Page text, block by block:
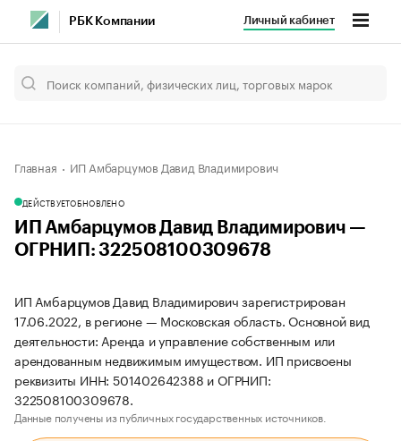
РБК Компании Личный кабинет
Главная ИП Амбарцумов Давид Владимирович
ДЕЙСТВУЕТОБНОВЛЕНО
ИП Амбарцумов Давид Владимирович —
ОГРНИП: 322508100309678
ИП Амбарцумов Давид Владимирович зарегистрирован
17.06.2022, в регионе — Московская область. Основной вид
деятельности: Аренда и управление собственным или
арендованным недвижимым имуществом. ИП присвоены
реквизиты ИНН: 501402642388 и ОГРНИП:
322508100309678.
Данные получены из публичных государственных источников.